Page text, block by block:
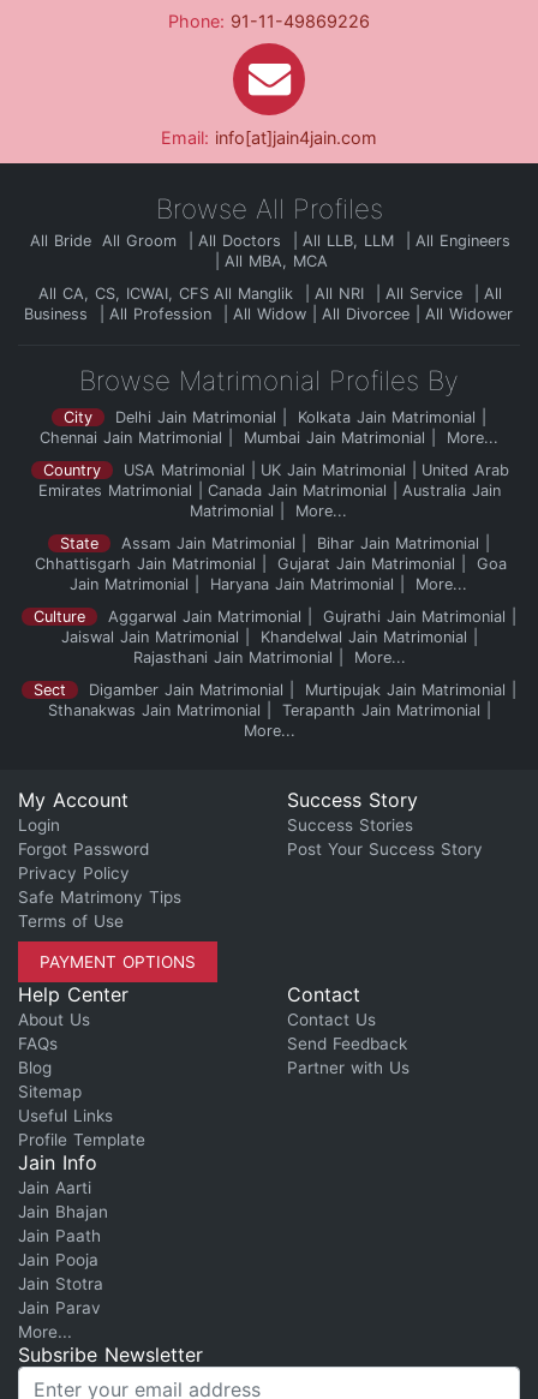
Phone: 91-11-49869226
Email: info[at]jain4jain.com
Browse All Profiles
All Bride All Groom All Doctors All LLB, LLM
All Engineers
All MBA, MCA
All CA, CS, ICWAI, CFS All Manglik All NRI All Service
All
Business
All Profession All Widow All Divorcee All Widower
Browse Matrimonial Profiles By
City Delhi Jain Matrimonial
Kolkata Jain Matrimonial
Chennai Jain Matrimonial
Mumbai Jain Matrimonial
More...
Country
USA Matrimonial UK Jain Matrimonial
United Arab
Emirates Matrimonial
Canada Jain Matrimonial
Australia Jain
Matrimonial
More...
State
Assam Jain Matrimonial
Bihar Jain Matrimonial
Chhattisgarh Jain Matrimonial
Gujarat Jain Matrimonial
Goa
Jain Matrimonial
Haryana Jain Matrimonial
More...
Culture
Aggarwal Jain Matrimonial
Gujrathi Jain Matrimonial
Jaiswal Jain Matrimonial
Khandelwal Jain Matrimonial
Rajasthani Jain Matrimonial
More...
Sect
Digamber Jain Matrimonial
Murtipujak Jain Matrimonial
Sthanakwas Jain Matrimonial
Terapanth Jain Matrimonial
More...
My Account
Login
Forgot Password
Privacy Policy
Safe Matrimony Tips
Terms of Use
PAYMENT OPTIONS
Success Story
Success Stories
Post Your Success Story
Help Center
About Us
FAQs
Blog
Sitemap
Useful Links
Profile Template
Contact
Contact Us
Send Feedback
Partner with Us
Jain Info
Jain Aarti
Jain Bhajan
Jain Paath
Jain Pooja
Jain Stotra
Jain Parav
More...
Subsribe Newsletter